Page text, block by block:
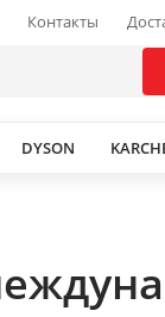
Контакты
DYSON